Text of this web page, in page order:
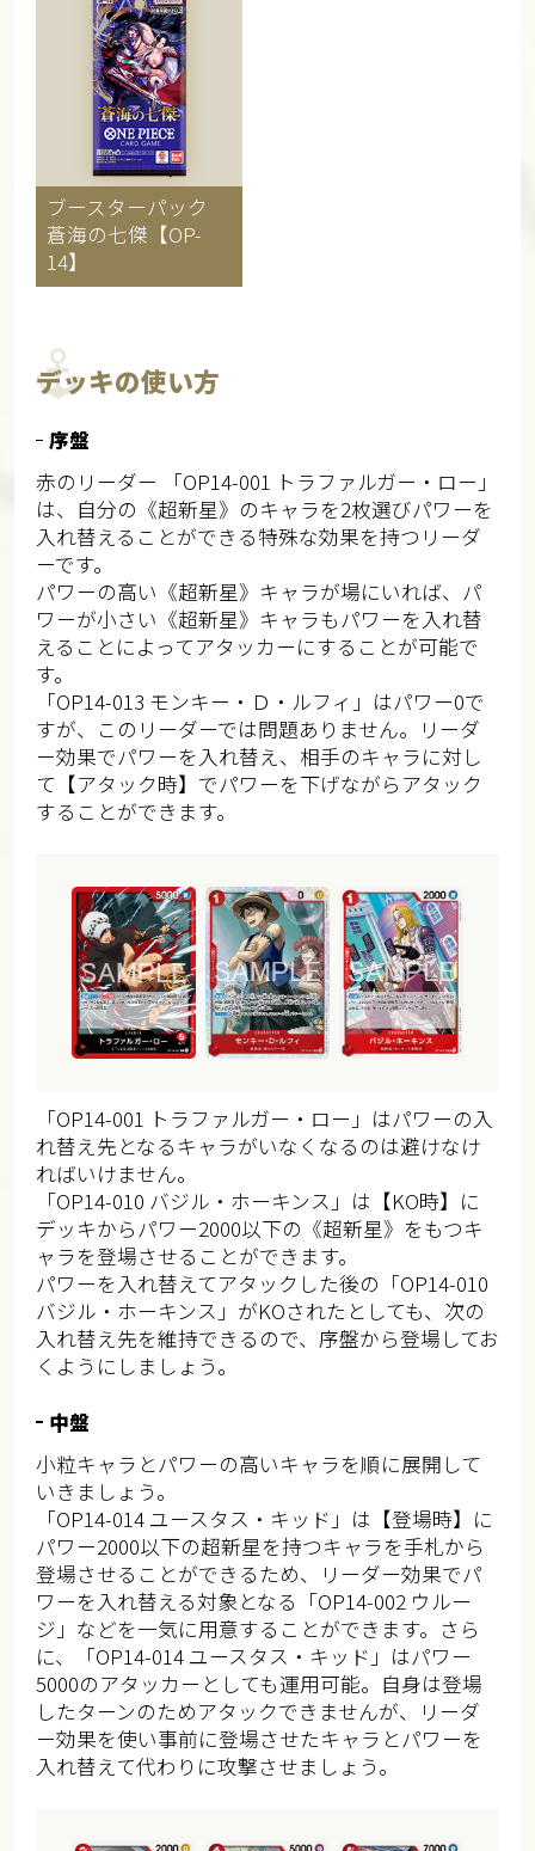
ブースターパック
蒼海の七傑【OP-
14】
デッキの使い方
序盤
赤のリーダー 「OP14-001 トラファルガー・ロー」
は、自分の《超新星》のキャラを2枚選びパワーを
入れ替えることができる特殊な効果を持つリーダ
ーです。
パワーの高い《超新星》キャラが場にいれば、パ
ワーが小さい《超新星》キャラもパワーを入れ替
えることによってアタッカーにすることが可能で
す。
「OP14-013 モンキー・Ｄ・ルフィ」はパワー0で
すが、このリーダーでは問題ありません。リーダ
ー効果でパワーを入れ替え、相手のキャラに対し
て【アタック時】でパワーを下げながらアタック
することができます。
「OP14-001 トラファルガー・ロー」はパワーの入
れ替え先となるキャラがいなくなるのは避けなけ
ればいけません。
「OP14-010 バジル・ホーキンス」は【KO時】に
デッキからパワー2000以下の《超新星》をもつキ
ャラを登場させることができます。
パワーを入れ替えてアタックした後の「OP14-010
バジル・ホーキンス」がKOされたとしても、次の
入れ替え先を維持できるので、序盤から登場してお
くようにしましょう。
中盤
小粒キャラとパワーの高いキャラを順に展開して
いきましょう。
「OP14-014 ユースタス・キッド」は【登場時】に
パワー2000以下の超新星を持つキャラを手札から
登場させることができるため、リーダー効果でパ
ワーを入れ替える対象となる「OP14-002 ウルー
ジ」などを一気に用意することができます。さら
に、「OP14-014 ユースタス・キッド」はパワー
5000のアタッカーとしても運用可能。自身は登場
したターンのためアタックできませんが、リーダ
ー効果を使い事前に登場させたキャラとパワーを
入れ替えて代わりに攻撃させましょう。